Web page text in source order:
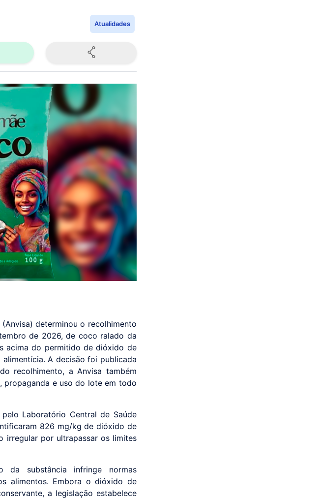
Atualidades
determinou o recolhimento
de 2026, de coco ralado da
acima do permitido de dióxido de
A decisão foi publicada
recolhimento, a Anvisa também
propaganda e uso do lote em todo
Laboratório Central de Saúde
826 mg/kg de dióxido de
irregular por ultrapassar os limites
substância infringe normas
alimentos. Embora o dióxido de
a legislação estabelece